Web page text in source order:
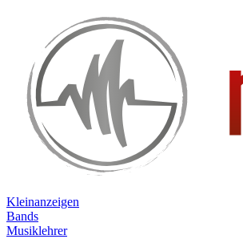
Kleinanzeigen
Bands
Musiklehrer